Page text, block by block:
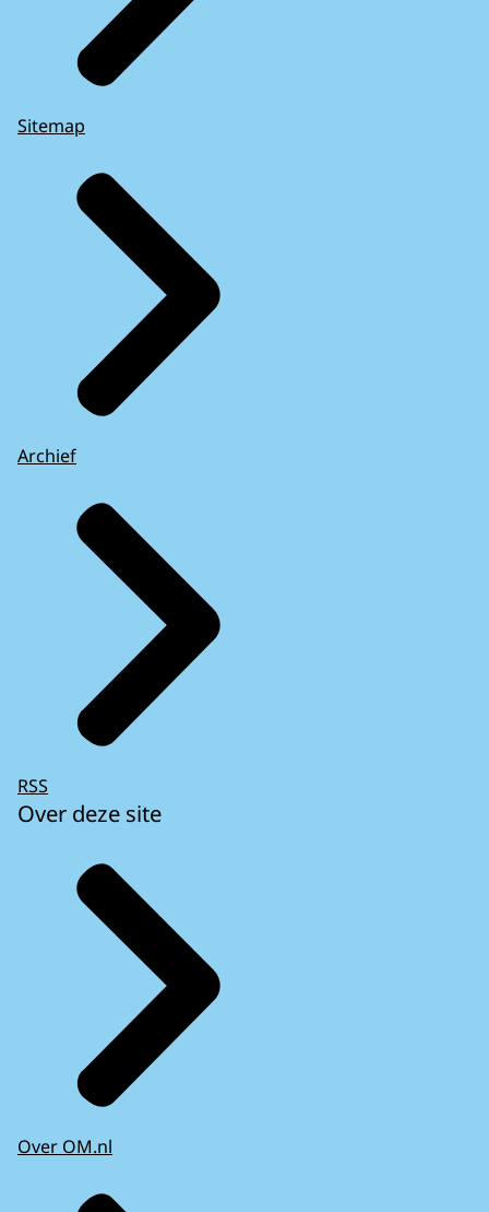
Sitemap
Archief
RSS
Over deze site
Over OM.nl